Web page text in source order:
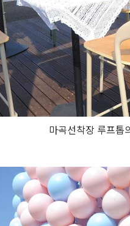
마곡선착장 루프톱